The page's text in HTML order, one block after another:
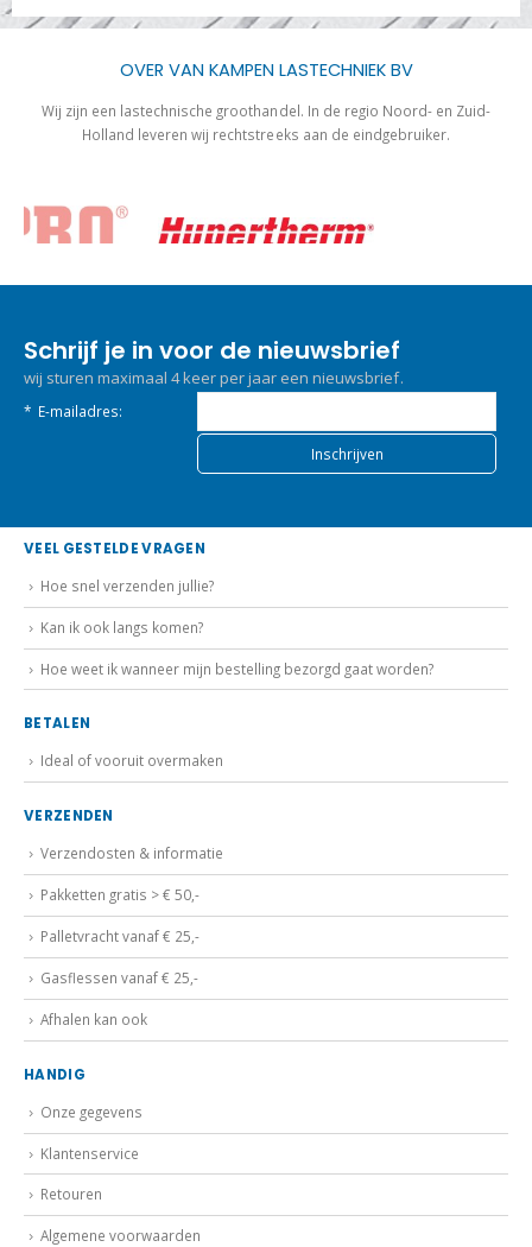
OVER VAN KAMPEN LASTECHNIEK BV
Wij zijn een lastechnische groothandel. In de regio Noord- en Zuid-
Holland leveren wij rechtstreeks aan de eindgebruiker.
Schrijf je in voor de nieuwsbrief
wij sturen maximaal 4 keer per jaar een nieuwsbrief.
* E-mailadres:
VEEL GESTELDE VRAGEN
Hoe snel verzenden jullie?
Kan ik ook langs komen?
Hoe weet ik wanneer mijn bestelling bezorgd gaat worden?
BETALEN
Ideal of vooruit overmaken
VERZENDEN
Verzendosten & informatie
Pakketten gratis > € 50,-
Palletvracht vanaf € 25,-
Gasflessen vanaf € 25,-
Afhalen kan ook
HANDIG
Onze gegevens
Klantenservice
Retouren
Algemene voorwaarden